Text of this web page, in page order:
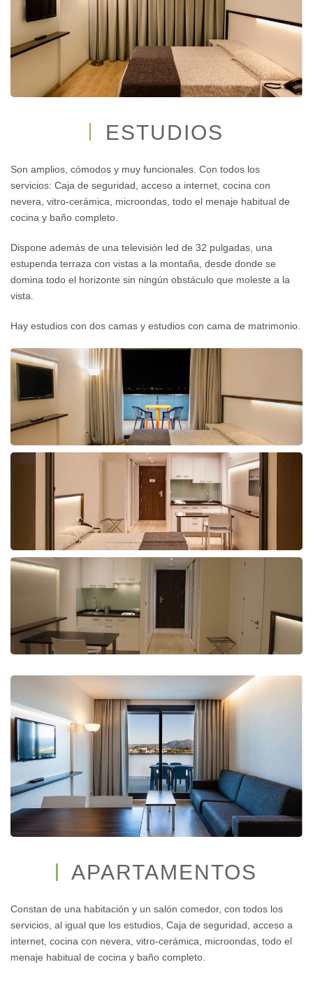
ESTUDIOS
Son amplios, cómodos y muy funcionales. Con todos los
servicios: Caja de seguridad, acceso a internet, cocina con
nevera, vitro-cerámica, microondas, todo el menaje habitual de
cocina y baño completo.
Dispone además de una televisión led de 32 pulgadas, una
estupenda terraza con vistas a la montaña, desde donde se
domina todo el horizonte sin ningún obstáculo que moleste a la
vista.
Hay estudios con dos camas y estudios con cama de matrimonio.
APARTAMENTOS
Constan de una habitación y un salón comedor, con todos los
servicios, al igual que los estudios, Caja de seguridad, acceso a
internet, cocina con nevera, vitro-cerámica, microondas, todo el
menaje habitual de cocina y baño completo.